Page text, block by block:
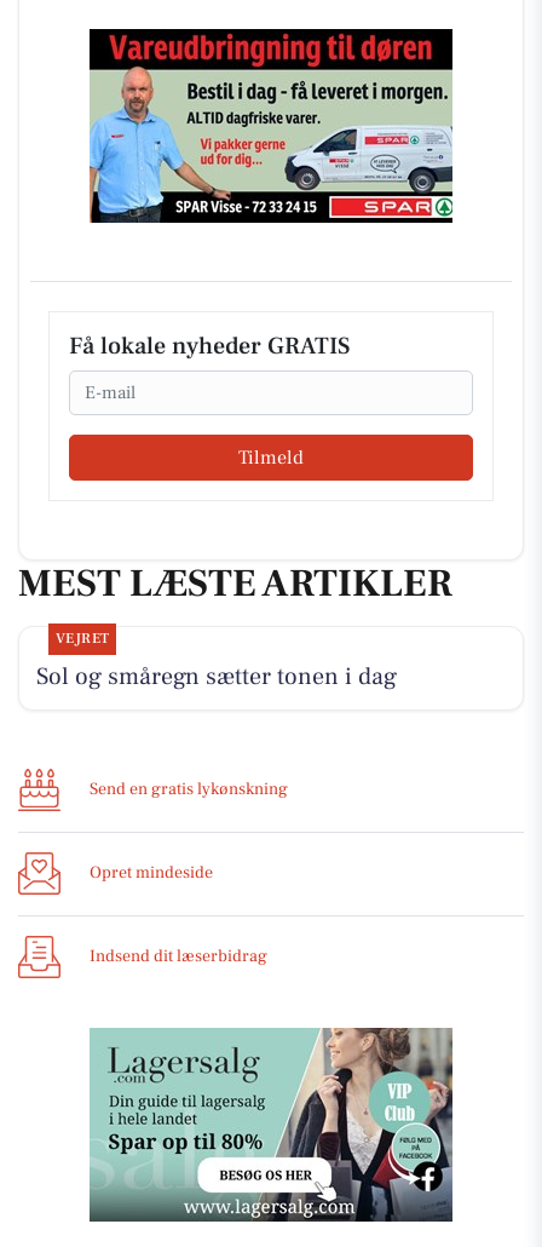
Få lokale nyheder GRATIS
Email
Tilmeld
MEST LÆSTE ARTIKLER
VEJRET
Sol og småregn sætter tonen i dag
Send en gratis lykønskning
Opret mindeside
Indsend dit læserbidrag